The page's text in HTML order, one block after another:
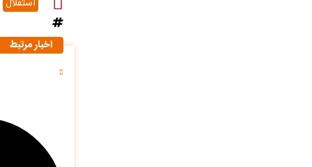
استقلال
اخبار مرتبط